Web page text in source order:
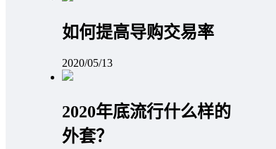
如何提高导购交易率
2020/05/13
2020年底流行什么样的
外套？